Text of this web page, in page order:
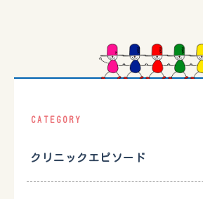
CATEGORY
クリニックエピソード